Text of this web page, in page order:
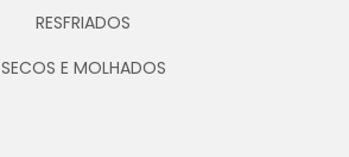
RESFRIADOS
SECOS E MOLHADOS